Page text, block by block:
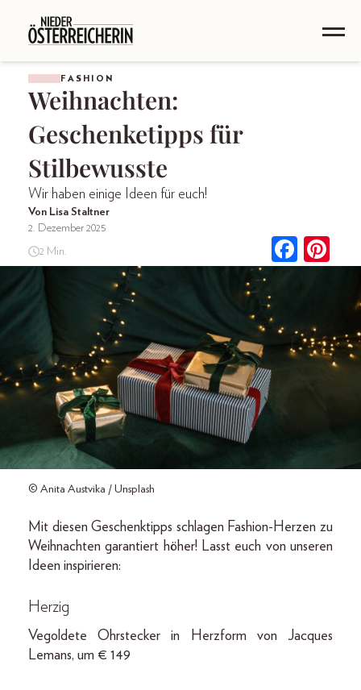
FASHION
Weihnachten:
Geschenketipps für
Stilbewusste
Wir haben einige Ideen für euch!
Von Lisa Staltner
2. Dezember 2025
2 Min.
© Anita Austvika / Unsplash
Mit diesen Geschenktipps schlagen Fashion-Herzen zu
Weihnachten garantiert höher! Lasst euch von unseren
Ideen inspirieren:
Herzig
Vegoldete Ohrstecker in Herzform von Jacques
Lemans, um € 149